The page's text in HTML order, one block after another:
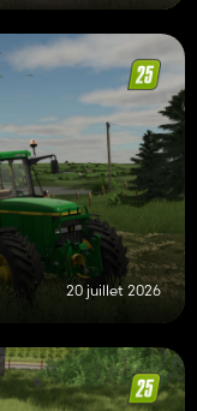
20 juillet 2026